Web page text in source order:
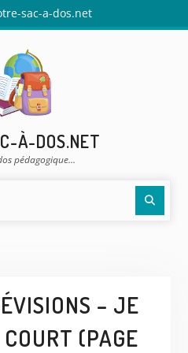
sac-a-dos.net
À-DOS.NET
pédagogique…
– JE
(PAGE